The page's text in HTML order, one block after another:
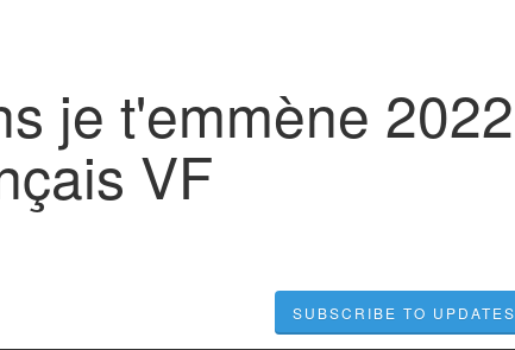
je t'emmène 2022
VF
SUBSCRIBE TO UPDATES